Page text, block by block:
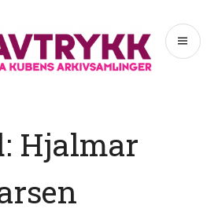
Avtrykk
Hjalmar